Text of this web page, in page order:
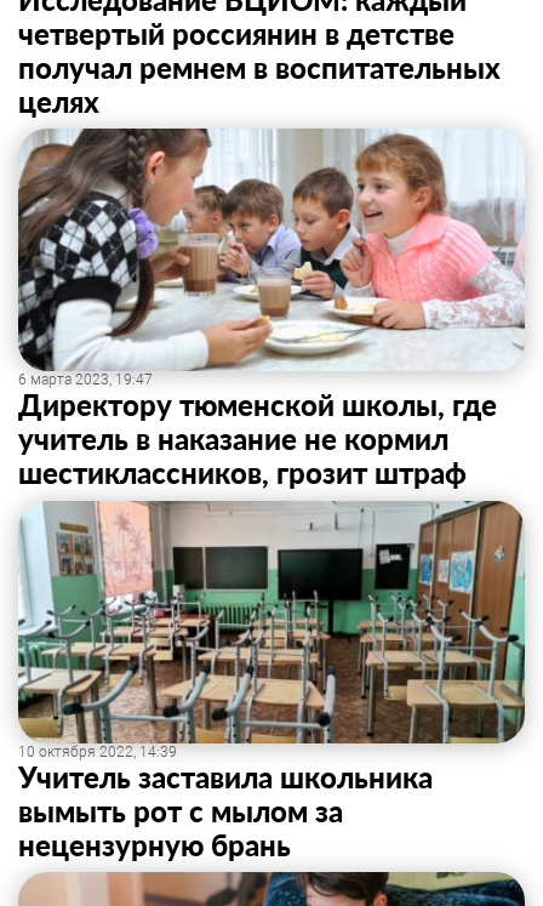
четвертый россиянин в детстве
получал ремнем в воспитательных
целях
6 марта 2023, 19:47
Директору тюменской школы, где
учитель в наказание не кормил
шестиклассников, грозит штраф
10 октября 2022, 14:39
Учитель заставила школьника
вымыть рот с мылом за
нецензурную брань